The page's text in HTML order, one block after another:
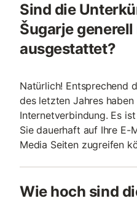
Sind die
Šugarje
ausgestattet?
Natürlich! Entsprechend
des letzten Jahres
Internetverbindung. Es
Sie dauerhaft auf Ihre E-
Media Seiten zugreifen
Wie hoch sind